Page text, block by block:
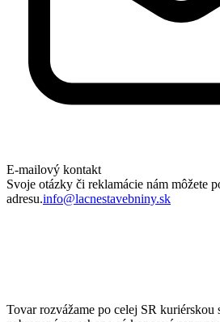
E-mailový kontakt
Svoje otázky či reklamácie nám môžete
adresu.info@lacnestavebniny.sk
Tovar rozvážame po celej SR